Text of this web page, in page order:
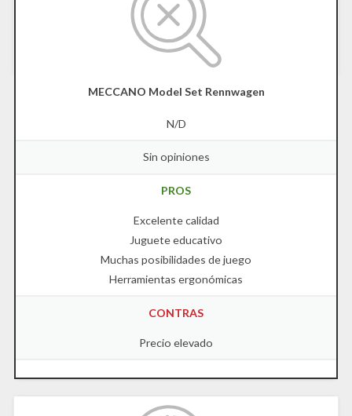
MECCANO Model Set Rennwagen
N/D
Sin opiniones
PROS
Excelente calidad
Juguete educativo
Muchas posibilidades de juego
Herramientas ergonómicas
CONTRAS
Precio elevado